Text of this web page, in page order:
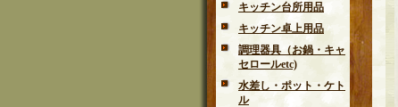
キッチン台所用品
キッチン卓上用品
調理器具（お鍋・キャ
セロールetc)
水差し・ポット・ケト
ル